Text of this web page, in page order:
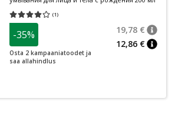
(1)
Средняя оценка 4.00
-35%
Osta 2 kampaaniatoodet ja
saa allahindlus
19,78 €
12,86 €